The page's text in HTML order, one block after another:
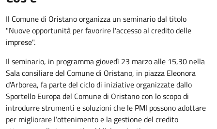
Il Comune di Oristano organizza un seminario dal titolo
"Nuove opportunità per favorire l'accesso al credito delle
imprese".
Il seminario, in programma giovedì 23 marzo alle 15,30 nella
Sala consiliare del Comune di Oristano, in piazza Eleonora
d’Arborea, fa parte del ciclo di iniziative organizzate dallo
Sportello Europa del Comune di Oristano con lo scopo di
introdurre strumenti e soluzioni che le PMI possono adottare
per migliorare l’ottenimento e la gestione del credito